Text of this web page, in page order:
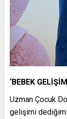
‘BEBEK
Uzman Çocuk
gelişimi